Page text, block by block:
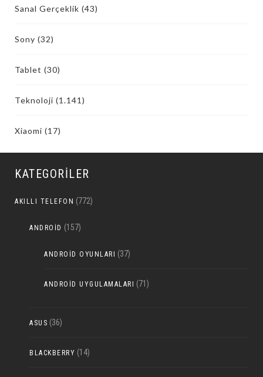
Sanal Gerçeklik (43)
Sony (32)
Tablet (30)
Teknoloji (1.141)
Xiaomi (17)
KATEGORILER
AKILLI TELEFON (772)
ANDROID (157)
ANDROID OYUNLARI (37)
ANDROID UYGULAMALARI (71)
ASUS (36)
BLACKBERRY (14)